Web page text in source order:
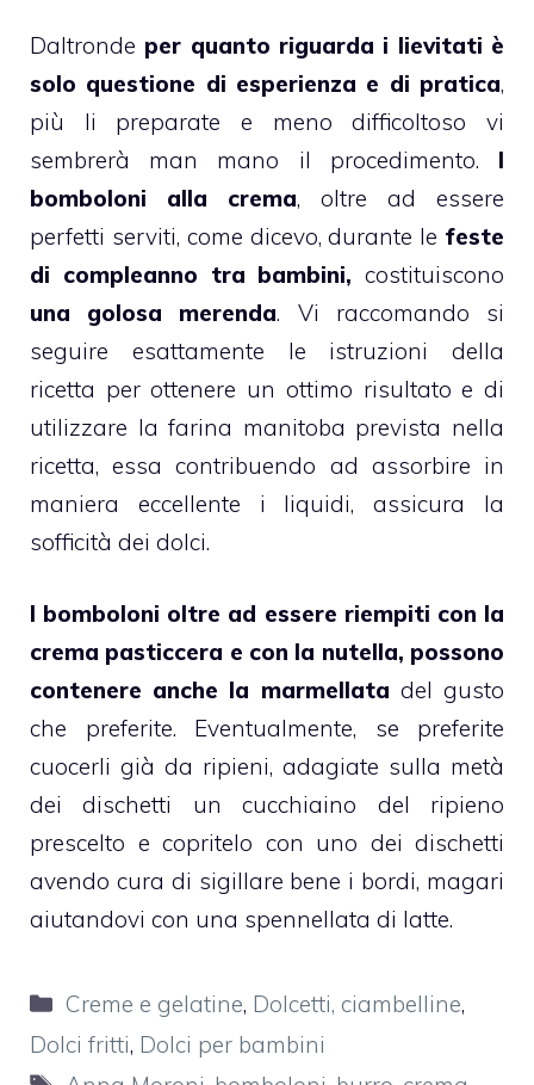
Daltronde per quanto riguarda i lievitati è
solo questione di esperienza e di pratica,
più li preparate e meno difficoltoso vi
sembrerà man mano il procedimento. I
bomboloni alla crema, oltre ad essere
perfetti serviti, come dicevo, durante le feste
di compleanno tra bambini, costituiscono
una golosa merenda. Vi raccomando si
seguire esattamente le istruzioni della
ricetta per ottenere un ottimo risultato e di
utilizzare la farina manitoba prevista nella
ricetta, essa contribuendo ad assorbire in
maniera eccellente i liquidi, assicura la
sofficità dei dolci.
I bomboloni oltre ad essere riempiti con la
crema pasticcera e con la nutella, possono
contenere anche la marmellata del gusto
che preferite. Eventualmente, se preferite
cuocerli già da ripieni, adagiate sulla metà
dei dischetti un cucchiaino del ripieno
prescelto e copritelo con uno dei dischetti
avendo cura di sigillare bene i bordi, magari
aiutandovi con una spennellata di latte.
Categorie
Creme e gelatine, Dolcetti, ciambelline,
Dolci fritti, Dolci per bambini